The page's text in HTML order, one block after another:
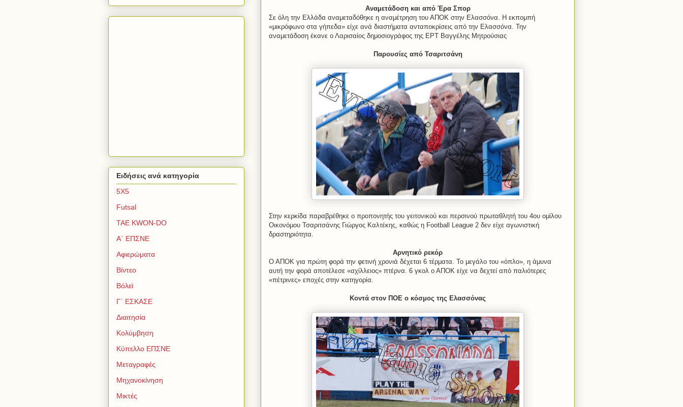
Αναμετάδοση και από Έρα Σπορ
Σε όλη την Ελλάδα αναμεταδόθηκε η αναμέτρηση του ΑΠΟΚ στην Ελασσόνα. Η εκπομπή
«μικρόφωνο στα γήπεδα» είχε ανά διαστήματα ανταποκρίσεις από την Ελασσόνα. Την
αναμετάδοση έκανε ο Λαρισαίος δημοσιογράφος της ΕΡΤ Βαγγέλης Μητρούσιας
Παρουσίες από Τσαριτσάνη
Στην κερκίδα παραβρέθηκε ο προπονητής του γειτονικού και περσινού πρωταθλητή του 4ου ομίλου
Οικονόμου Τσαριτσάνης Γιώργος Καλτέκης, καθώς η Football League 2 δεν είχε αγωνιστική
δραστηριότητα.
Αρνητικό ρεκόρ
Ο ΑΠΟΚ για πρώτη φορά την φετινή χρονιά δέχεται 6 τέρματα. Το μεγάλο του «όπλο», η άμυνα
αυτή την φορά αποτέλεσε «αχίλλειος» πτέρνα. 6 γκολ ο ΑΠΟΚ είχε να δεχτεί από παλιότερες
«πέτρινες» εποχές στην κατηγορία.
Κοντά στον ΠΟΕ ο κόσμος της Ελασσόνας
Ειδήσεις ανά κατηγορία
5Χ5
Futsal
TAE KWON-DO
Α΄ ΕΠΣΝΕ
Αφιερώματα
Βίντεο
Βόλεϊ
Γ΄ ΕΣΚΑΣΕ
Διαιτησία
Κολύμβηση
Κύπελλο ΕΠΣΝΕ
Μεταγραφές
Μηχανοκίνηση
Μικτές